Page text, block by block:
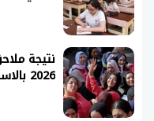
نتيجة
2026 بالاسم فقط بدون رقم الجلوس